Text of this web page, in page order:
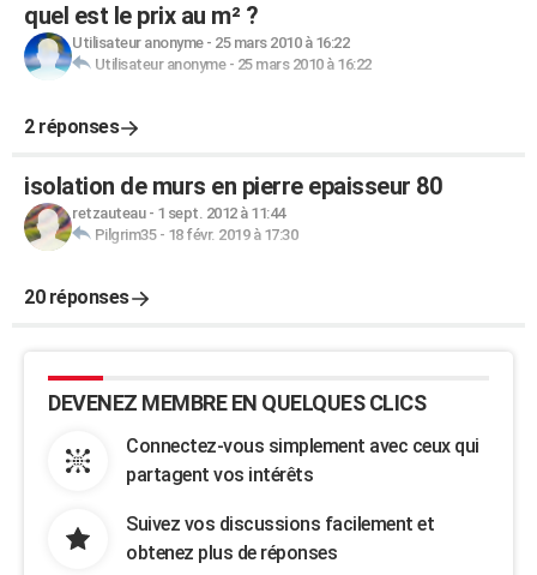
quel est le prix au m² ?
Utilisateur anonyme- 25 mars 2010 à 16:22
Utilisateur anonyme- 25 mars 2010 à 16:22
2 réponses
isolation de murs en pierre epaisseur 80
retzauteau- 1 sept. 2012 à 11:44
Pilgrim35- 18 févr. 2019 à 17:30
20 réponses
DEVENEZ MEMBRE EN QUELQUES CLICS
Connectez-vous simplement avec ceux qui
partagent vos intérêts
Suivez vos discussions facilement et
obtenez plus de réponses